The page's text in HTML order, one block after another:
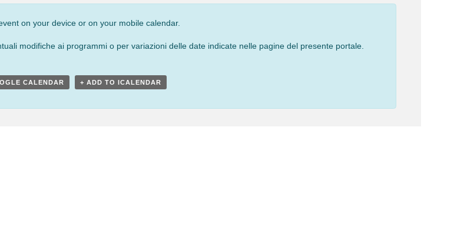
on your device or on your mobile calendar.
modifiche ai programmi o per variazioni delle date indicate nelle pagine del presente portale.
CALENDAR + ADD TO ICALENDAR